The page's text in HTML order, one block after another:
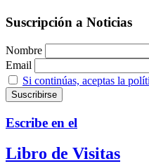
Suscripción a Noticias
Nombre
Email
Si continúas, aceptas la
Escribe en el
Libro de Visitas